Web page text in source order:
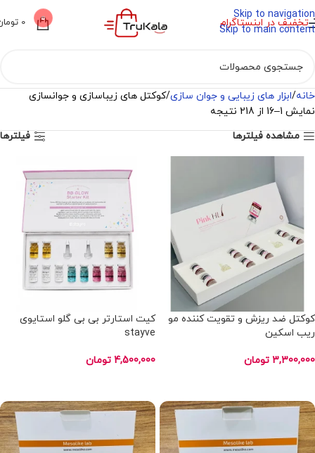
Skip to navigation
Skip to main content
تخفیف در اینستاگرام 0
0
خانه ابزار های زیبایی و جوان سازی کوکتل های زیباسازی و جوانسازی
نمایش 1–16 از 218 نتیجه
مشاهده فیلترها
فیلترها
کوکتل ضد ریزش و تقویت کننده مو
ریب اسکین
3,300,000 تومان
کیت استارتر بی بی گلو استایوی
stayve
4,500,000 تومان